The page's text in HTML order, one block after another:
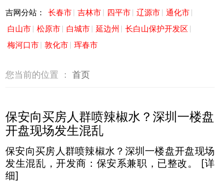
您当前的位置 ：首页
保安向买房人群喷辣椒水？深圳一楼盘
开盘现场发生混乱
保安向买房人群喷辣椒水？深圳一楼盘开盘现场
发生混乱，开发商：保安系兼职，已整改。 [详
细]